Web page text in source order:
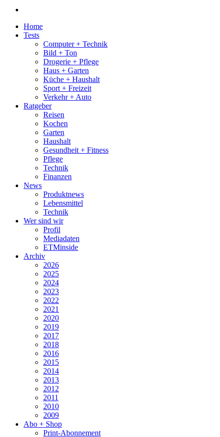
Close
Menu
Home
Tests
Computer + Technik
Bild + Ton
Drogerie + Pflege
Haus + Garten
Küche + Haushalt
Sport + Freizeit
Verkehr + Auto
Ratgeber
Reisen
Kochen
Garten
Haushalt
Gesundheit + Fitness
Pflege
Technik
Finanzen
News
Produktnews
Lebensmittel
Technik
Wer sind wir
Profil
Mediadaten
ETMinside
Archiv
2026
2025
2024
2023
2022
2021
2020
2019
2017
2018
2016
2015
2014
2013
2012
2011
2010
2009
Abo + Shop
Print-Abonnement